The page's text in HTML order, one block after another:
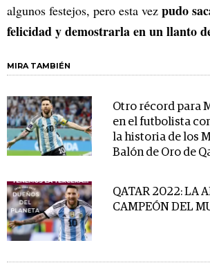
algunos festejos, pero esta vez pudo
felicidad y demostrarla en un llanto
MIRA TAMBIÉN
Otro récord para
en el futbolista
la historia de los
Balón de Oro de
QATAR 2022: LA
CAMPEÓN DEL